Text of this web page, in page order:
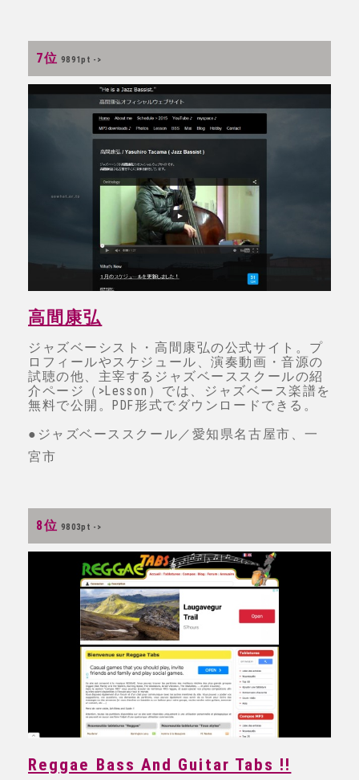
7位 9891pt ->
高間康弘
ジャズベーシスト・高間康弘の公式サイト。プ
ロフィールやスケジュール、演奏動画・音源の
試聴の他、主宰するジャズベーススクールの紹
介ページ（>Lesson）では、ジャズベース楽譜を
無料で公開。PDF形式でダウンロードできる。
●ジャズベーススクール／愛知県名古屋市、一
宮市
8位 9803pt ->
Reggae Bass And Guitar Tabs !!